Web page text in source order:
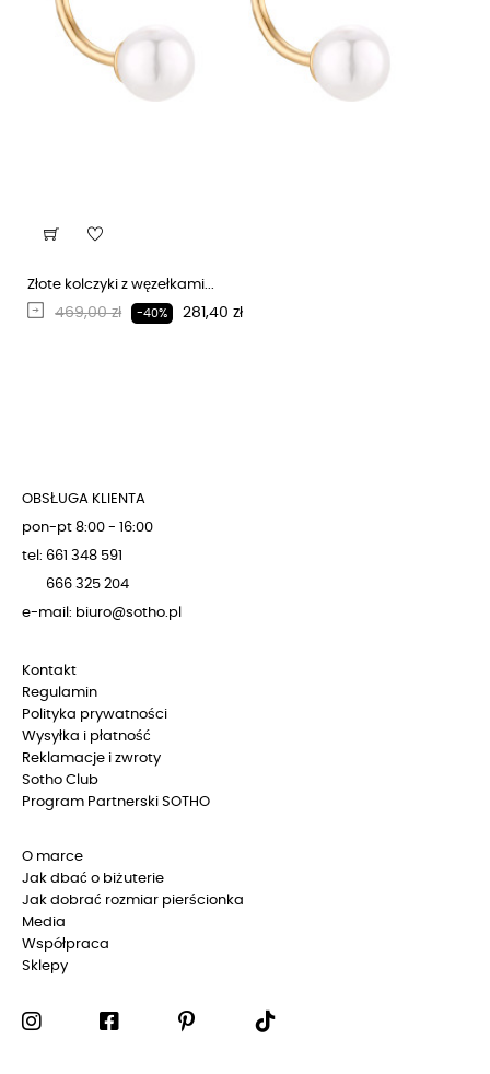
Złote kolczyki z węzełkami...
Regularna cena
469,00 zł -40% Cena
281,40 zł
OBSŁUGA KLIENTA
pon-pt 8:00 - 16:00
tel: 661 348 591
666 325 204
e-mail: biuro@sotho.pl
Kontakt
Regulamin
Polityka prywatności
Wysyłka i płatność
Reklamacje i zwroty
Sotho Club
Program Partnerski SOTHO
O marce
Jak dbać o biżuterie
Jak dobrać rozmiar pierścionka
Media
Współpraca
Sklepy